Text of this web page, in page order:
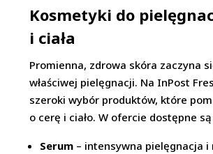
Kosmetyki do
i ciała
Promienna, zdrowa skóra zaczyna
właściwej pielęgnacji. Na InPost
szeroki wybór produktów, które
o cerę i ciało. W ofercie dostępne
Serum – intensywna pielęgnacja i